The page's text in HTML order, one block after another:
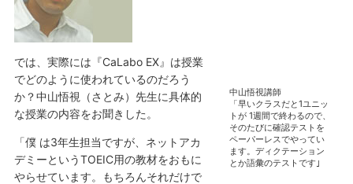
中山悟視講師
「早いクラスだと1ユニッ
トが 1週間で終わるので、
そのたびに確認テストを
ペーパーレスでやってい
ます。ディクテーション
とか語彙のテストです｣
では、実際には『CaLabo EX』は授業
でどのように使われているのだろう
か？中山悟視（さとみ）先生に具体的
な授業の内容をお聞きした。
「僕 は3年生担当ですが、ネットアカ
デミーというTOEIC用の教材をおもに
やらせています。もちろんそれだけで